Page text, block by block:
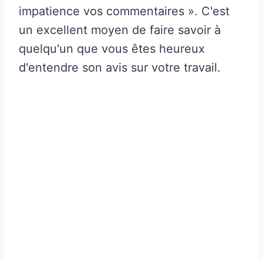
impatience vos commentaires ». C'est
un excellent moyen de faire savoir à
quelqu'un que vous êtes heureux
d'entendre son avis sur votre travail.